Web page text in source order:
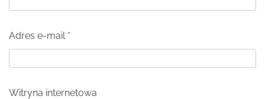
Adres e-mail *
Witryna internetowa